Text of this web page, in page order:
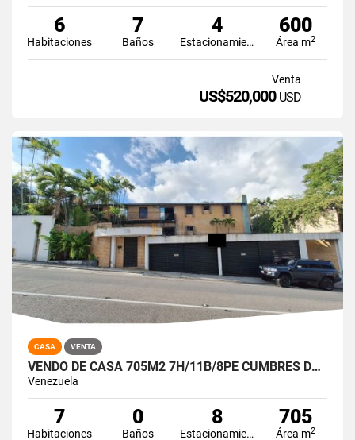
6
Habitaciones
7
Baños
4
Estacionamiento
600
Área m2
Venta
US$520,000 USD
CASA VENTA
VENDO DE CASA 705M2 7H/11B/8PE CUMBRES DE CURUMO
Venezuela
7
Habitaciones
0
Baños
8
Estacionamiento
705
Área m2